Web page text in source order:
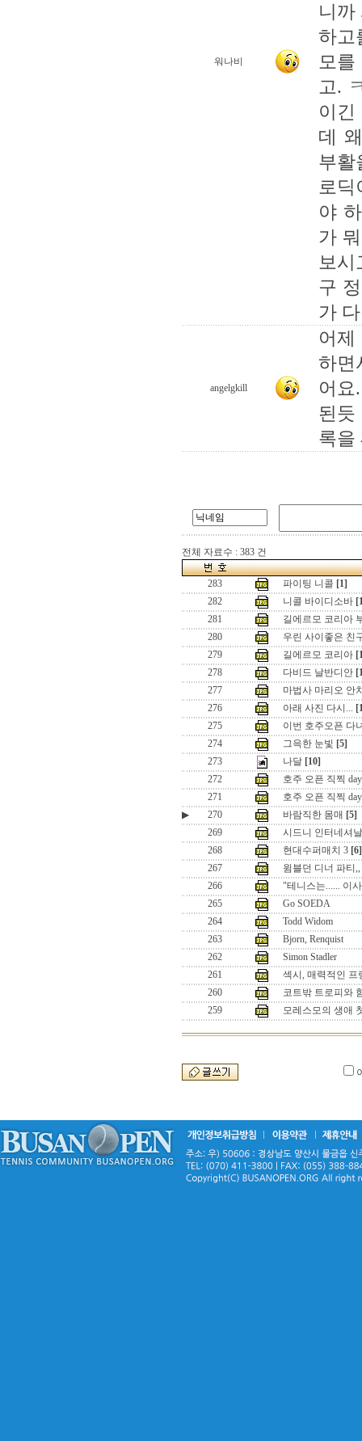
워나비
니까
하고
모
고.
이긴
데
부
로
야
가
보
구
가
angelgkill
어
하면
어
된듯
록을
전체 자료수 : 383 건
283 파이팅 니콜 [1]
282
니콜 바이디소바
281
길에르모 코리아
280
우린 사이좋은 친
279
길에르모 코리아
278
다비드 날반디안
277
마법사 마리오 안
276
아래 사진 다시...
275
이번 호주오픈 다
274
그윽한 눈빛 [5]
273
나달 [10]
272
호주 오픈 직찍
271
호주 오픈 직찍
▶
270 바람직한 몸매 [5]
269
시드니 인터네셔
268
현대수퍼매치 3 [6]
267
윔블던 디너 파티
266
"테니스는...... 이
265
Go SOEDA
264
Todd Widom
263
Bjorn, Renquist
262
Simon Stadler
261
섹시, 매력적인 프
260
코트밖 트로피와
259
모레스모의 생애